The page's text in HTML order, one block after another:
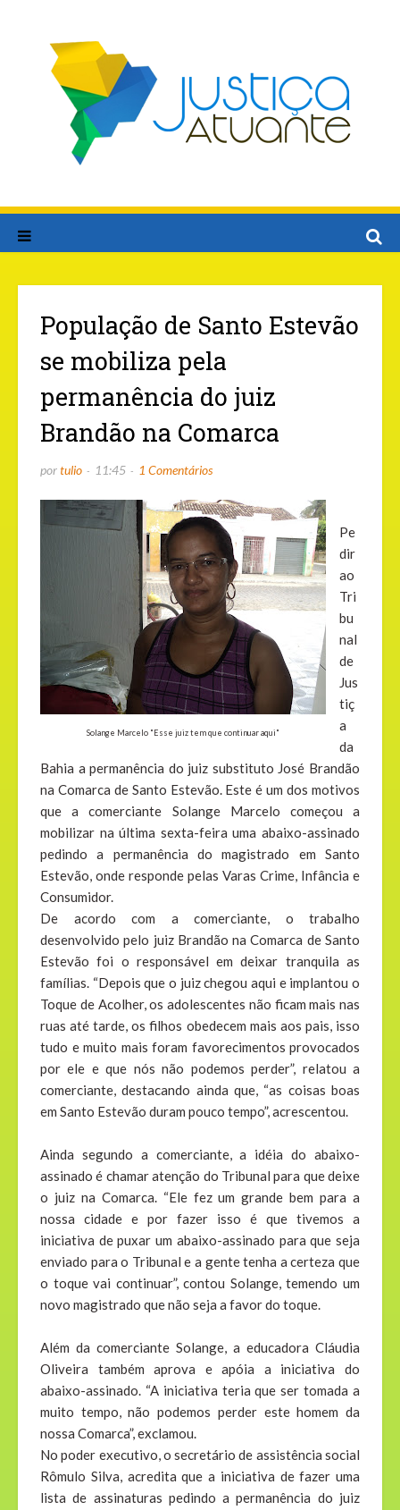
População de Santo Estevão
se mobiliza pela
permanência do juiz
Brandão na Comarca
portulio 11:45 1 Comentários
Solange Marcelo "Esse juiz tem que continuar aqui"
Pe
dir
ao
Tri
bu
nal
de
Jus
tiç
a
da
Bahia a permanência do juiz substituto José Brandão
na Comarca de Santo Estevão. Este é um dos motivos
que a comerciante Solange Marcelo começou a
mobilizar na última sexta-feira uma abaixo-assinado
pedindo a permanência do magistrado em Santo
Estevão, onde responde pelas Varas Crime, Infância e
Consumidor.
De acordo com a comerciante, o trabalho
desenvolvido pelo juiz Brandão na Comarca de Santo
Estevão foi o responsável em deixar tranquila as
famílias. “Depois que o juiz chegou aqui e implantou o
Toque de Acolher, os adolescentes não ficam mais nas
ruas até tarde, os filhos obedecem mais aos pais, isso
tudo e muito mais foram favorecimentos provocados
por ele e que nós não podemos perder”, relatou a
comerciante, destacando ainda que, “as coisas boas
em Santo Estevão duram pouco tempo”, acrescentou.
Ainda segundo a comerciante, a idéia do abaixo-
assinado é chamar atenção do Tribunal para que deixe
o juiz na Comarca. “Ele fez um grande bem para a
nossa cidade e por fazer isso é que tivemos a
iniciativa de puxar um abaixo-assinado para que seja
enviado para o Tribunal e a gente tenha a certeza que
o toque vai continuar”, contou Solange, temendo um
novo magistrado que não seja a favor do toque.
Além da comerciante Solange, a educadora Cláudia
Oliveira também aprova e apóia a iniciativa do
abaixo-assinado. “A iniciativa teria que ser tomada a
muito tempo, não podemos perder este homem da
nossa Comarca”, exclamou.
No poder executivo, o secretário de assistência social
Rômulo Silva, acredita que a iniciativa de fazer uma
lista de assinaturas pedindo a permanência do juiz